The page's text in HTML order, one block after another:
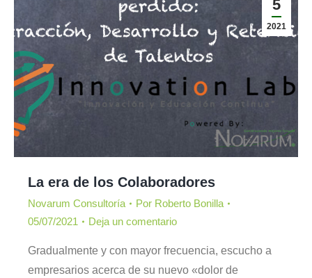
5
2021
La era de los Colaboradores
Novarum Consultoría Por Roberto Bonilla
05/07/2021
Deja un comentario
Gradualmente y con mayor frecuencia, escucho a
empresarios acerca de su nuevo «dolor de